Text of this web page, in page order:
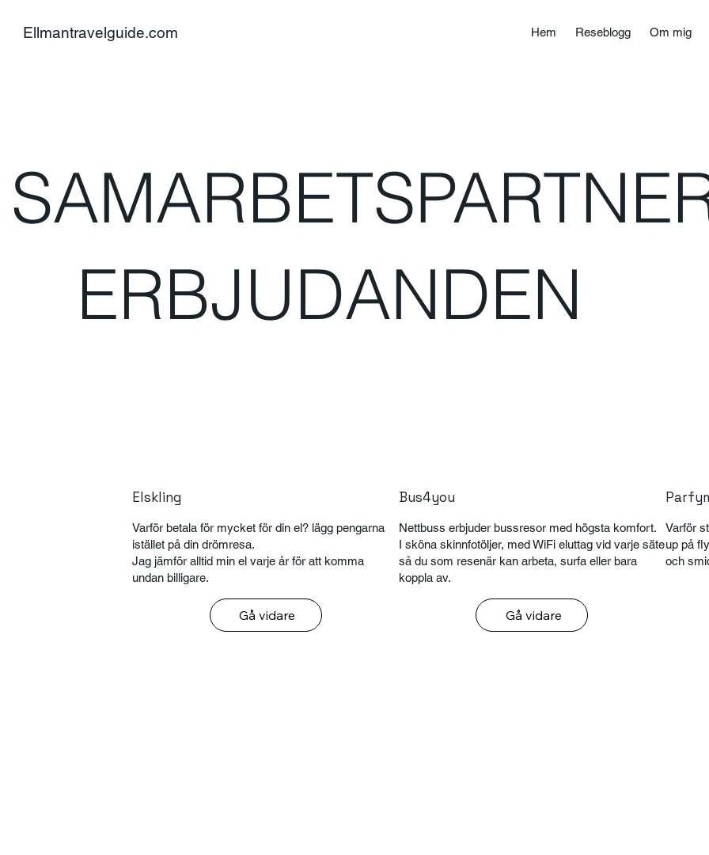
Ellmantravelguide.com Hem Reseblogg Om mig
ERBJUDANDEN
Elskling
Varför betala för mycket för din el? lägg pengarna
istället på din drömresa.
Jag jämför alltid min el varje år för att komma
undan billigare.
Gå vidare
Bus4you
Nettbuss erbjuder bussresor med högsta komfort.
I sköna skinnfotöljer, med WiFi eluttag vid varje säte
så du som resenär kan arbeta, surfa eller bara
koppla av.
Gå vidare
Varför
up på
och